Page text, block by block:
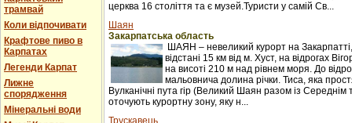
трамвай
Коли відпочивати
Крафтове пиво в
Карпатах
Легенди Карпат
Лижне
спорядження
Мінеральні води
церква 16 століття та є музей.Туристи у самій Св...
Шаян
Закарпатська область
ШАЯН – невеликий курорт на
відстані 15 км від м. Хуст, на відрогах
на висоті 210 м над рівнем моря. До
мальовнича долина річки. Тиса, яка
Вулканічні пута гір (Великий Шаян разом із
оточують курортну зону, яку н...
Трускавець